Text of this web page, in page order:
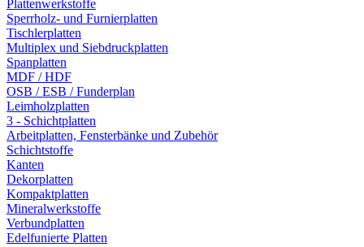
Plattenwerkstoffe
Sperrholz- und Furnierplatten
Tischlerplatten
Multiplex und Siebdruckplatten
Spanplatten
MDF / HDF
OSB / ESB / Funderplan
Leimholzplatten
3 - Schichtplatten
Arbeitplatten, Fensterbänke und Zubehör
Schichtstoffe
Kanten
Dekorplatten
Kompaktplatten
Mineralwerkstoffe
Verbundplatten
Edelfunierte Platten